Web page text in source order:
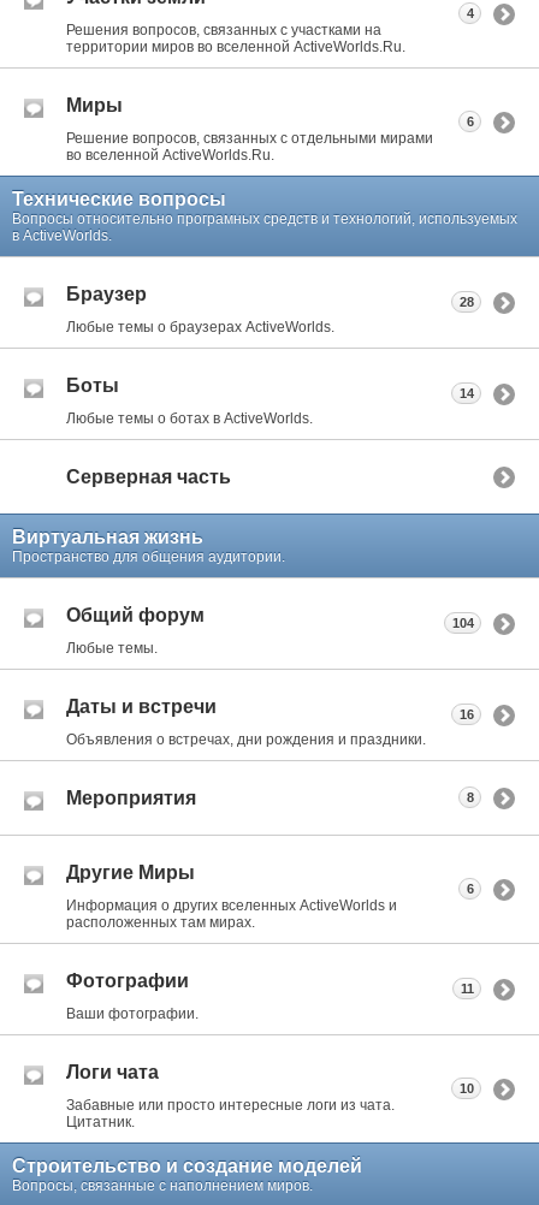
Решения вопросов, связанных с участками на
территории миров во вселенной ActiveWorlds.Ru.
4
Миры
Решение вопросов, связанных с отдельными мирами
во вселенной ActiveWorlds.Ru.
6
Технические вопросы
Вопросы относительно програмных средств и технологий, используемых
в ActiveWorlds.
Браузер
Любые темы о браузерах ActiveWorlds.
28
Боты
Любые темы о ботах в ActiveWorlds.
14
Серверная часть
Виртуальная жизнь
Пространство для общения аудитории.
Общий форум
Любые темы.
104
Даты и встречи
Объявления о встречах, дни рождения и праздники.
16
Мероприятия 8
Другие Миры
Информация о других вселенных ActiveWorlds и
расположенных там мирах.
6
Фотографии
Ваши фотографии.
11
Логи чата
Забавные или просто интересные логи из чата.
Цитатник.
10
Строительство и создание моделей
Вопросы, связанные с наполнением миров.